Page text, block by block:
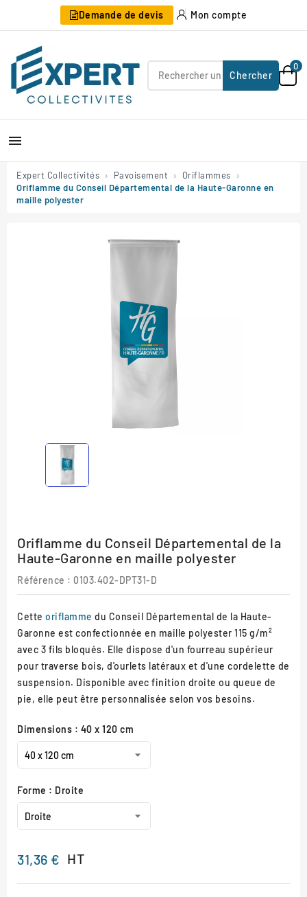
Demande de devis Mon compte
Chercher
0

Expert Collectivités Pavoisement
Oriflammes
Oriflamme du Conseil Départemental de la Haute-Garonne en
maille polyester
Oriflamme du Conseil Départemental de la
Haute-Garonne en maille polyester
Référence : 0103.402-DPT31-D
Cette oriflamme du Conseil Départemental de la Haute-
Garonne est confectionnée en maille polyester 115 g/m²
avec 3 fils bloqués. Elle dispose d'un fourreau supérieur
pour traverse bois, d'ourlets latéraux et d'une cordelette de
suspension. Disponible avec finition droite ou queue de
pie, elle peut être personnalisée selon vos besoins.
Dimensions : 40 x 120 cm
Forme : Droite
31,36 € HT